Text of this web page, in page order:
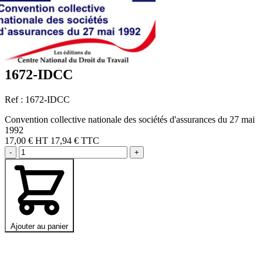
1672-IDCC
Ref : 1672-IDCC
Convention collective nationale des sociétés d'assurances du 27 mai
1992
17,00 € HT 17,94 € TTC
- +
Ajouter au panier